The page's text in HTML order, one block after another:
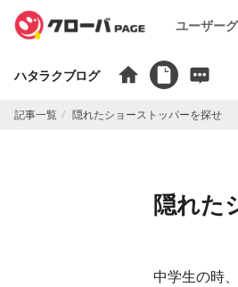
ユーザー
ハタラクブログ
記事一覧 隠れたショーストッパーを探せ
隠れた
中学生の時